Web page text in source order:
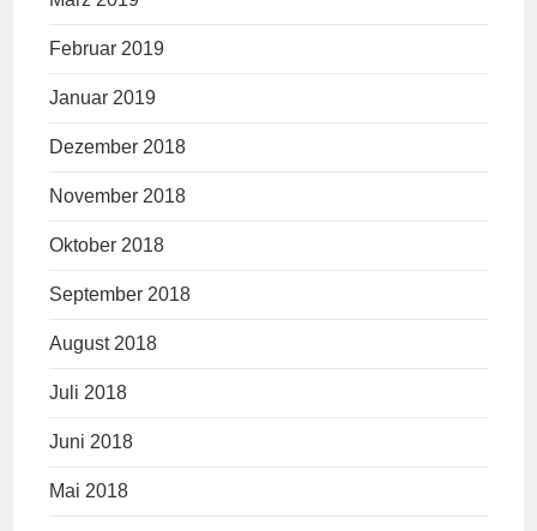
Februar 2019
Januar 2019
Dezember 2018
November 2018
Oktober 2018
September 2018
August 2018
Juli 2018
Juni 2018
Mai 2018